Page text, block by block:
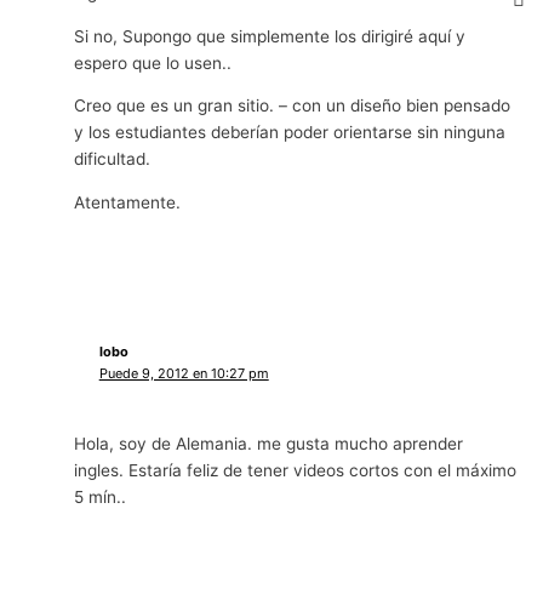
Si no, Supongo que simplemente los dirigiré aquí y
espero que lo usen..
Creo que es un gran sitio. – con un diseño bien pensado
y los estudiantes deberían poder orientarse sin ninguna
dificultad.
Atentamente.
lobo
Puede 9, 2012 en 10:27 pm
Hola, soy de Alemania. me gusta mucho aprender
ingles. Estaría feliz de tener videos cortos con el máximo
5 mín..